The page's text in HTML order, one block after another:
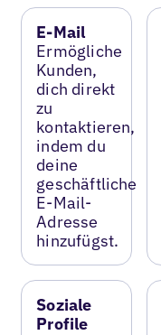
E-Mail
Ermögliche
Kunden,
dich direkt
zu
kontaktieren,
indem du
deine
geschäftliche
E-Mail-
Adresse
hinzufügst.
Soziale
Profile